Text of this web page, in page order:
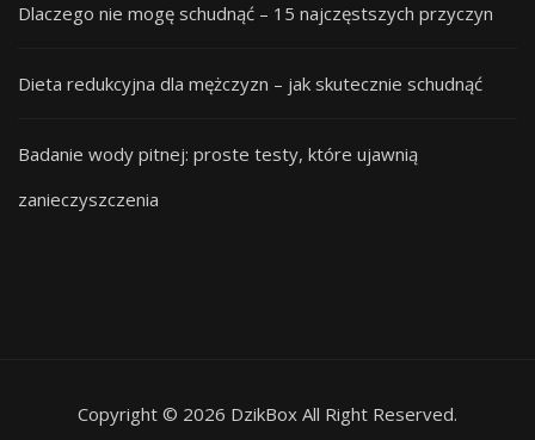
Dlaczego nie mogę schudnąć – 15 najczęstszych przyczyn
Dieta redukcyjna dla mężczyzn – jak skutecznie schudnąć
Badanie wody pitnej: proste testy, które ujawnią
zanieczyszczenia
Copyright © 2026 DzikBox All Right Reserved.